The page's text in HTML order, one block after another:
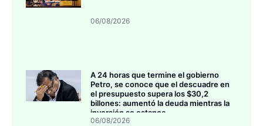
06/08/2026
A 24 horas que termine el gobierno
Petro, se conoce que el descuadre en
el presupuesto supera los $30,2
billones: aumentó la deuda mientras la
inversión se estanca
06/08/2026